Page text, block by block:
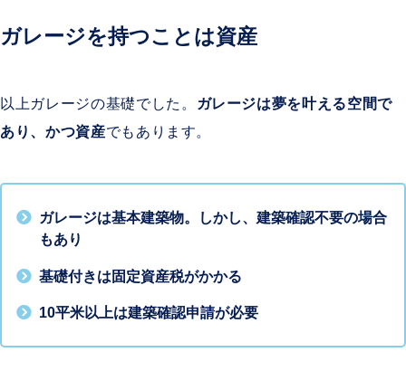
ガレージを持つことは資産
以上ガレージの基礎でした。
ガレージは夢を叶える空間で
あり、かつ資産でもあります。
ガレージは基本建築物。しかし、建築確認不要の場合
もあり
基礎付きは固定資産税がかかる
10平米以上は建築確認申請が必要